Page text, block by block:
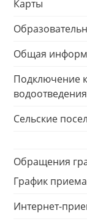
Карты
Общая
Подключение
водоотведения
Сельские
Обращения
График
Интернет-